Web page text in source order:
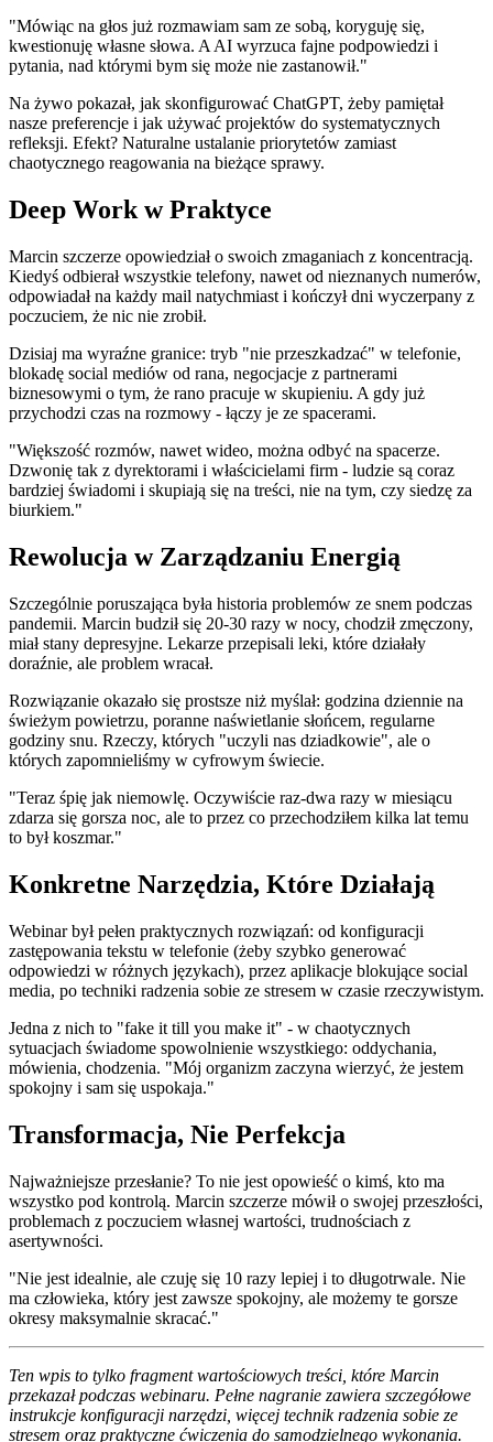
"Mówiąc na głos już rozmawiam sam ze sobą, koryguję się,
kwestionuję własne słowa. A AI wyrzuca fajne podpowiedzi i
pytania, nad którymi bym się może nie zastanowił."
Na żywo pokazał, jak skonfigurować ChatGPT, żeby pamiętał
nasze preferencje i jak używać projektów do systematycznych
refleksji. Efekt? Naturalne ustalanie priorytetów zamiast
chaotycznego reagowania na bieżące sprawy.
Deep Work w Praktyce
Marcin szczerze opowiedział o swoich zmaganiach z koncentracją.
Kiedyś odbierał wszystkie telefony, nawet od nieznanych numerów,
odpowiadał na każdy mail natychmiast i kończył dni wyczerpany z
poczuciem, że nic nie zrobił.
Dzisiaj ma wyraźne granice: tryb "nie przeszkadzać" w telefonie,
blokadę social mediów od rana, negocjacje z partnerami
biznesowymi o tym, że rano pracuje w skupieniu. A gdy już
przychodzi czas na rozmowy - łączy je ze spacerami.
"Większość rozmów, nawet wideo, można odbyć na spacerze.
Dzwonię tak z dyrektorami i właścicielami firm - ludzie są coraz
bardziej świadomi i skupiają się na treści, nie na tym, czy siedzę za
biurkiem."
Rewolucja w Zarządzaniu Energią
Szczególnie poruszająca była historia problemów ze snem podczas
pandemii. Marcin budził się 20-30 razy w nocy, chodził zmęczony,
miał stany depresyjne. Lekarze przepisali leki, które działały
doraźnie, ale problem wracał.
Rozwiązanie okazało się prostsze niż myślał: godzina dziennie na
świeżym powietrzu, poranne naświetlanie słońcem, regularne
godziny snu. Rzeczy, których "uczyli nas dziadkowie", ale o
których zapomnieliśmy w cyfrowym świecie.
"Teraz śpię jak niemowlę. Oczywiście raz-dwa razy w miesiącu
zdarza się gorsza noc, ale to przez co przechodziłem kilka lat temu
to był koszmar."
Konkretne Narzędzia, Które Działają
Webinar był pełen praktycznych rozwiązań: od konfiguracji
zastępowania tekstu w telefonie (żeby szybko generować
odpowiedzi w różnych językach), przez aplikacje blokujące social
media, po techniki radzenia sobie ze stresem w czasie rzeczywistym.
Jedna z nich to "fake it till you make it" - w chaotycznych
sytuacjach świadome spowolnienie wszystkiego: oddychania,
mówienia, chodzenia. "Mój organizm zaczyna wierzyć, że jestem
spokojny i sam się uspokaja."
Transformacja, Nie Perfekcja
Najważniejsze przesłanie? To nie jest opowieść o kimś, kto ma
wszystko pod kontrolą. Marcin szczerze mówił o swojej przeszłości,
problemach z poczuciem własnej wartości, trudnościach z
asertywności.
"Nie jest idealnie, ale czuję się 10 razy lepiej i to długotrwale. Nie
ma człowieka, który jest zawsze spokojny, ale możemy te gorsze
okresy maksymalnie skracać."
Ten wpis to tylko fragment wartościowych treści, które Marcin
przekazał podczas webinaru. Pełne nagranie zawiera szczegółowe
instrukcje konfiguracji narzędzi, więcej technik radzenia sobie ze
stresem oraz praktyczne ćwiczenia do samodzielnego wykonania.